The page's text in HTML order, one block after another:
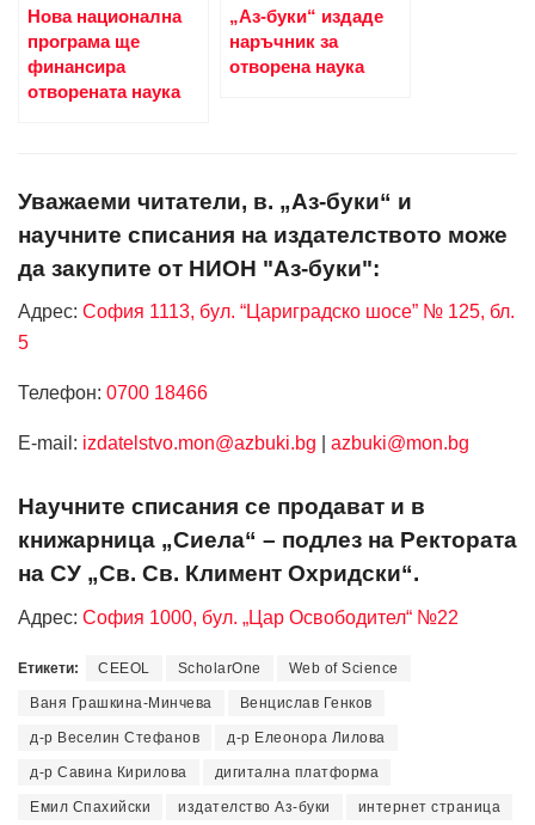
Нова национална
програма ще
финансира
отворената наука
„Аз-буки“ издаде
наръчник за
отворена наука
Уважаеми читатели, в. „Аз-буки“ и
научните списания на издателството може
да закупите от НИОН "Аз-буки":
Адрес: София 1113, бул. “Цариградско шосе” № 125, бл.
5
Телефон: 0700 18466
Е-mail: izdatelstvo.mon@azbuki.bg azbuki@mon.bg
Научните списания се продават и в
книжарница „Сиела“ – подлез на Ректората
на СУ „Св. Св. Климент Охридски“.
Адрес: София 1000, бул. „Цар Освободител“ №22
Етикети: CEEOL ScholarOne Web of Science
Ваня Грашкина-Минчева Венцислав Генков
д-р Веселин Стефанов д-р Елеонора Лилова
д-р Савина Кирилова дигитална платформа
Емил Спахийски издателство Аз-буки интернет страница